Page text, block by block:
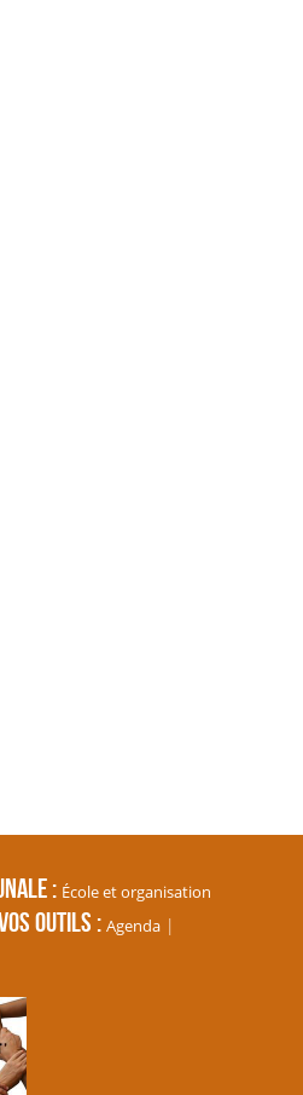
École et organisation
Outils
Agenda